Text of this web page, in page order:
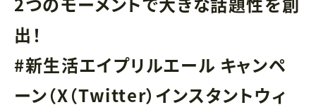
出！
#新生活エイプリルエール キャンペ
ーン（X（Twitter）インスタントウィ